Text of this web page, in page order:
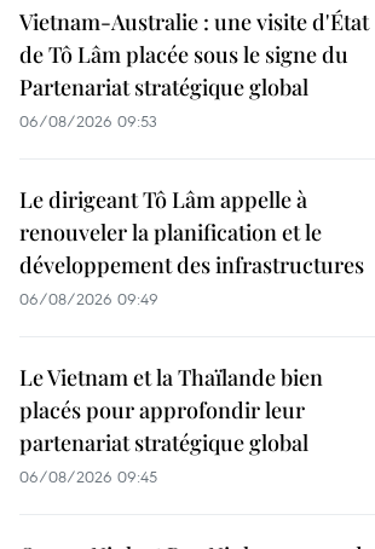
Vietnam-Australie : une visite d'État
de Tô Lâm placée sous le signe du
Partenariat stratégique global
06/08/2026 09:53
Le dirigeant Tô Lâm appelle à
renouveler la planification et le
développement des infrastructures
06/08/2026 09:49
Le Vietnam et la Thaïlande bien
placés pour approfondir leur
partenariat stratégique global
06/08/2026 09:45